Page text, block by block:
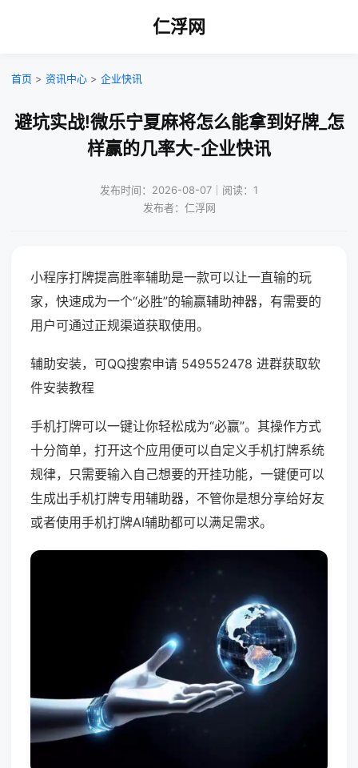
仁浮网
首页 > 资讯中心 > 企业快讯
避坑实战!微乐宁夏麻将怎么能拿到好牌_怎
样赢的几率大-企业快讯
发布时间：2026-08-07｜阅读：1
发布者：仁浮网
小程序打牌提高胜率辅助是一款可以让一直输的玩
家，快速成为一个“必胜”的输赢辅助神器，有需要的
用户可通过正规渠道获取使用。
辅助安装，可QQ搜索申请 549552478 进群获取软
件安装教程
手机打牌可以一键让你轻松成为“必赢”。其操作方式
十分简单，打开这个应用便可以自定义手机打牌系统
规律，只需要输入自己想要的开挂功能，一键便可以
生成出手机打牌专用辅助器，不管你是想分享给好友
或者使用手机打牌AI辅助都可以满足需求。